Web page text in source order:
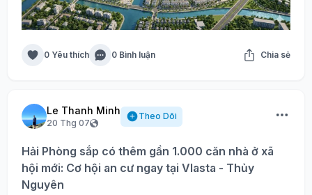
0 Yêu thích 0 Bình luận Chia sẻ
Le Thanh Minh
20 Thg 07
Theo Dõi
Hải Phòng sắp có thêm gần 1.000 căn nhà ở xã
hội mới: Cơ hội an cư ngay tại Vlasta - Thủy
Nguyên